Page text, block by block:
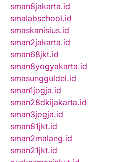
sman8jakarta.id
smalabschool.id
smaskanisius.id
sman2jakarta.id
sman68jkt.id
sman8yogyakarta.id
smasungguldel.id
sman1jogja.id
sman28dkijakarta.id
sman3jogja.id
sman81jkt.id
sman2malang.id
sman21jkt.id